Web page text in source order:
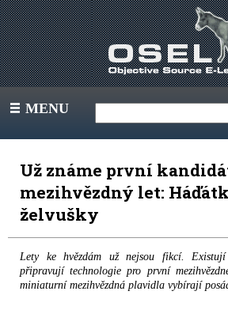
III MENU
Už známe první
mezihvězdný let:
želvušky
Lety ke hvězdám už nejsou fikcí. Existují
připravují technologie pro první
miniaturní mezihvězdná plavidla vybírají